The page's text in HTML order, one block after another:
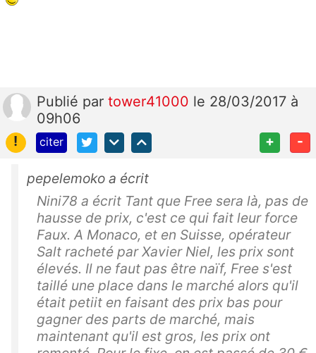
Publié par tower41000 le 28/03/2017 à
09h06
!
citer + -
pepelemoko a écrit
Nini78 a écrit Tant que Free sera là, pas de
hausse de prix, c'est ce qui fait leur force
Faux. A Monaco, et en Suisse, opérateur
Salt racheté par Xavier Niel, les prix sont
élevés. Il ne faut pas être naïf, Free s'est
taillé une place dans le marché alors qu'il
était petiit en faisant des prix bas pour
gagner des parts de marché, mais
maintenant qu'il est gros, les prix ont